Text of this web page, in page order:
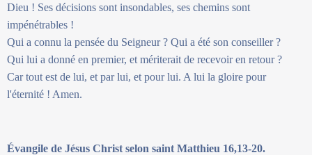
Dieu ! Ses décisions sont insondables, ses chemins sont
impénétrables !
Qui a connu la pensée du Seigneur ? Qui a été son conseiller ?
Qui lui a donné en premier, et mériterait de recevoir en retour ?
Car tout est de lui, et par lui, et pour lui. A lui la gloire pour
l'éternité ! Amen.
Évangile de Jésus Christ selon saint Matthieu 16,13-20.